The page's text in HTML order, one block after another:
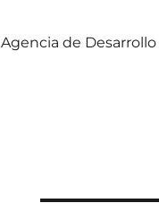
Agencia de Desarrollo